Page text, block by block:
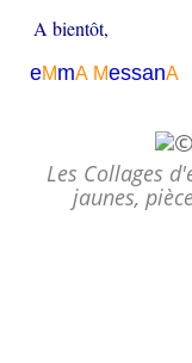
A bientôt,
eMmA Messan
Les Collages
jaunes,